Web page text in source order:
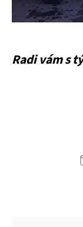
Radi vám s